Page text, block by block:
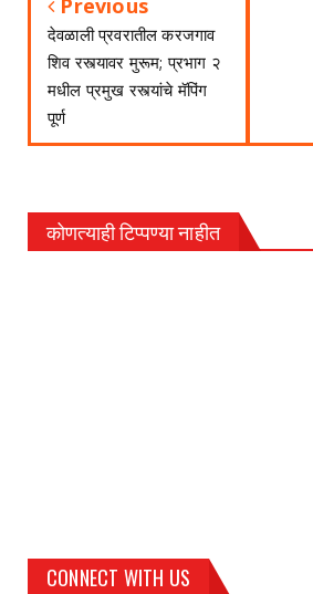
Previous
देवळाली प्रवरातील करजगाव
शिव रस्त्यावर मुरूम; प्रभाग २
मधील प्रमुख रस्त्यांचे मॅपिंग
पूर्ण
कोणत्याही टिप्पण्‍या नाहीत
CONNECT WITH US